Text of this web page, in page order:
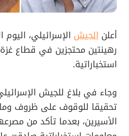
أعلن الجيش الإسرائيلي،
رهينتين محتجزين في قطاع
استخباراتية.
وجاء في بلاغ للجيش
تحقيقا للوقوف على ظروف
الأسيرين، بعدما تأكد من